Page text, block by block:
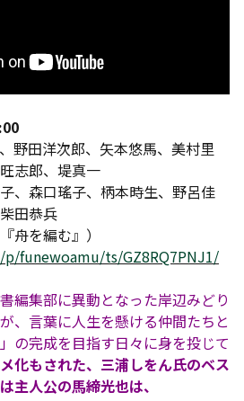
野田洋次郎、矢本悠馬、美村里
志郎、堤真一
、森口瑤子、柄本時生、野呂佳
田恭兵
舟を編む』）
funewoamu/ts/GZ8RQ7PNJ1/
編集部に異動となった岸辺みどり
、言葉に人生を懸ける仲間たちと
の完成を目指す日々に身を投じて
化もされた、三浦しをん氏のベス
主人公の馬締光也は、